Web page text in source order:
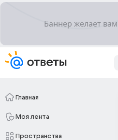
Главная
Моя лента
Пространства